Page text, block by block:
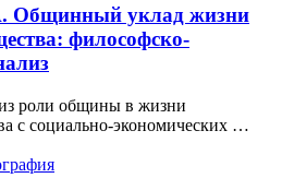
Общинный уклад жизни
философско-
роли общины в жизни
с социально-экономических …